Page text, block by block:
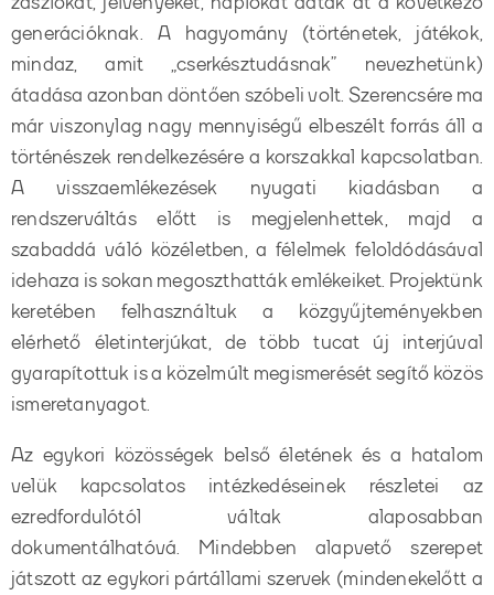
generációknak. A hagyomány (történetek, játékok,
mindaz, amit „cserkésztudásnak” nevezhetünk)
átadása azonban döntően szóbeli volt. Szerencsére ma
már viszonylag nagy mennyiségű elbeszélt forrás áll a
történészek rendelkezésére a korszakkal kapcsolatban.
A visszaemlékezések nyugati kiadásban a
rendszerváltás előtt is megjelenhettek, majd a
szabaddá váló közéletben, a félelmek feloldódásával
idehaza is sokan megoszthatták emlékeiket. Projektünk
keretében felhasználtuk a közgyűjteményekben
elérhető életinterjúkat, de több tucat új interjúval
gyarapítottuk is a közelmúlt megismerését segítő közös
ismeretanyagot.
Az egykori közösségek belső életének és a hatalom
velük kapcsolatos intézkedéseinek részletei az
ezredfordulótól váltak alaposabban
dokumentálhatóvá. Mindebben alapvető szerepet
játszott az egykori pártállami szervek (mindenekelőtt a